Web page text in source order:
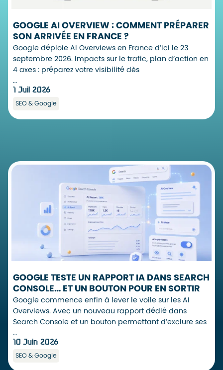
GOOGLE AI OVERVIEW : COMMENT PRÉPARER
SON ARRIVÉE EN FRANCE ?
Google déploie AI Overviews en France d’ici le 23
septembre 2026. Impacts sur le trafic, plan d’action en
4 axes : préparez votre visibilité dès
…
1 Juil 2026
SEO & Google
GOOGLE TESTE UN RAPPORT IA DANS SEARCH
CONSOLE… ET UN BOUTON POUR EN SORTIR
Google commence enfin à lever le voile sur les AI
Overviews. Avec un nouveau rapport dédié dans
Search Console et un bouton permettant d’exclure ses
…
10 Juin 2026
SEO & Google